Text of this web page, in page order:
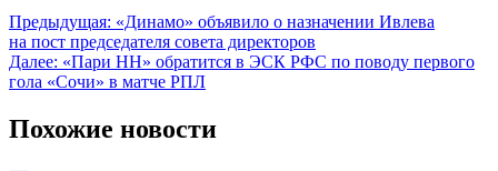
Предыдущая: «Динамо» объявило о назначении Ивлева
на пост председателя совета директоров
Далее: «Пари НН» обратится в ЭСК РФС по поводу первого
гола «Сочи» в матче РПЛ
Похожие новости